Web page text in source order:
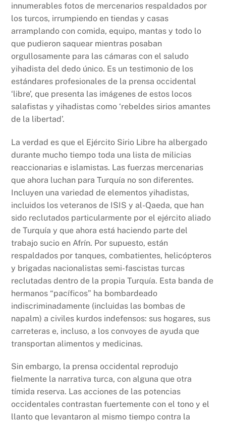
innumerables fotos de mercenarios respaldados por
los turcos, irrumpiendo en tiendas y casas
arramplando con comida, equipo, mantas y todo lo
que pudieron saquear mientras posaban
orgullosamente para las cámaras con el saludo
yihadista del dedo único. Es un testimonio de los
estándares profesionales de la prensa occidental
‘libre’, que presenta las imágenes de estos locos
salafistas y yihadistas como ‘rebeldes sirios amantes
de la libertad’.
La verdad es que el Ejército Sirio Libre ha albergado
durante mucho tiempo toda una lista de milicias
reaccionarias e islamistas. Las fuerzas mercenarias
que ahora luchan para Turquía no son diferentes.
Incluyen una variedad de elementos yihadistas,
incluidos los veteranos de ISIS y al-Qaeda, que han
sido reclutados particularmente por el ejército aliado
de Turquía y que ahora está haciendo parte del
trabajo sucio en Afrín. Por supuesto, están
respaldados por tanques, combatientes, helicópteros
y brigadas nacionalistas semi-fascistas turcas
reclutadas dentro de la propia Turquía. Esta banda de
hermanos “pacíficos” ha bombardeado
indiscriminadamente (incluidas las bombas de
napalm) a civiles kurdos indefensos: sus hogares, sus
carreteras e, incluso, a los convoyes de ayuda que
transportan alimentos y medicinas.
Sin embargo, la prensa occidental reprodujo
fielmente la narrativa turca, con alguna que otra
tímida reserva. Las acciones de las potencias
occidentales contrastan fuertemente con el tono y el
llanto que levantaron al mismo tiempo contra la